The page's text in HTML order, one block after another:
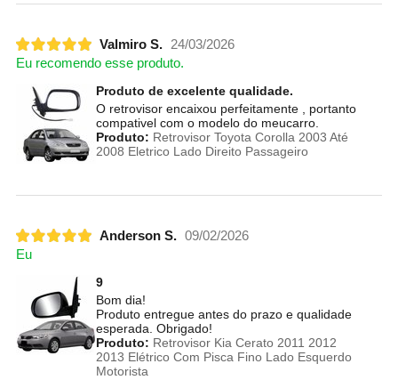
Valmiro S.
24/03/2026
Eu recomendo esse produto.
Produto de excelente qualidade.
O retrovisor encaixou perfeitamente , portanto
compativel com o modelo do meucarro.
Produto: Retrovisor Toyota Corolla 2003 Até
2008 Eletrico Lado Direito Passageiro
Anderson S. 09/02/2026
Eu
9
Bom dia!
Produto entregue antes do prazo e qualidade
esperada. Obrigado!
Produto: Retrovisor Kia Cerato 2011 2012
2013 Elétrico Com Pisca Fino Lado Esquerdo
Motorista